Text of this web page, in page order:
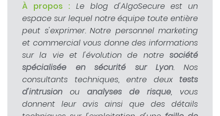
À propos : Le blog d'AlgoSecure est un
espace sur lequel notre équipe toute entière
peut s'exprimer. Notre personnel marketing
et commercial vous donne des informations
sur la vie et l'évolution de notre société
spécialisée en sécurité sur Lyon. Nos
consultants techniques, entre deux tests
d'intrusion ou analyses de risque, vous
donnent leur avis ainsi que des détails